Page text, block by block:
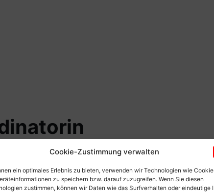
Cookie-Zustimmung verwalten
ein optimales Erlebnis zu bieten, verwenden wir Technologien wie
zu speichern bzw. darauf zuzugreifen. Wenn Sie diesen
zustimmen, können wir Daten wie das Surfverhalten oder eindeutige